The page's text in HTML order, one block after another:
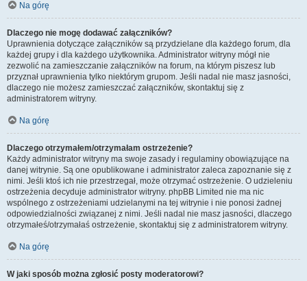
Na górę
Dlaczego nie mogę dodawać załączników?
Uprawnienia dotyczące załączników są przydzielane dla każdego forum, dla
każdej grupy i dla każdego użytkownika. Administrator witryny mógł nie
zezwolić na zamieszczanie załączników na forum, na którym piszesz lub
przyznał uprawnienia tylko niektórym grupom. Jeśli nadal nie masz jasności,
dlaczego nie możesz zamieszczać załączników, skontaktuj się z
administratorem witryny.
Na górę
Dlaczego otrzymałem/otrzymałam ostrzeżenie?
Każdy administrator witryny ma swoje zasady i regulaminy obowiązujące na
danej witrynie. Są one opublikowane i administrator zaleca zapoznanie się z
nimi. Jeśli ktoś ich nie przestrzegał, może otrzymać ostrzeżenie. O udzieleniu
ostrzeżenia decyduje administrator witryny. phpBB Limited nie ma nic
wspólnego z ostrzeżeniami udzielanymi na tej witrynie i nie ponosi żadnej
odpowiedzialności związanej z nimi. Jeśli nadal nie masz jasności, dlaczego
otrzymałeś/otrzymałaś ostrzeżenie, skontaktuj się z administratorem witryny.
Na górę
W jaki sposób można zgłosić posty moderatorowi?